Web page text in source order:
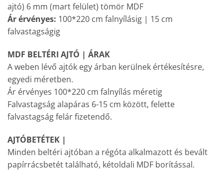
ajtó) 6 mm (mart felület) tömör MDF
Ár érvényes: 100*220 cm falnyílásig | 15 cm
falvastagságig
MDF BELTÉRI AJTÓ | ÁRAK
A weben lévő ajtók egy árban kerülnek értékesítésre,
egyedi méretben.
Ár érvényes 100*220 cm falnyílás méretig
Falvastagság alapáras 6-15 cm között, felette
falvastagság felár fizetendő.
AJTÓBETÉTEK |
Minden beltéri ajtóban a régóta alkalmazott és bevált
papírrácsbetét található, kétoldali MDF borítással.